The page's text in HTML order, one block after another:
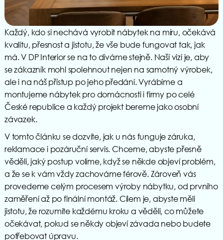
Každý, kdo si nechává vyrobit nábytek na míru, očekává
kvalitu, přesnost a jistotu, že vše bude fungovat tak, jak
má. V DP Interior se na to díváme stejně. Naší vizí je, aby
se zákazník mohl spolehnout nejen na samotný výrobek,
ale i na náš přístup po jeho předání. Vyrábíme a
montujeme nábytek pro domácnosti i firmy po celé
České republice a každý projekt bereme jako osobní
závazek.
V tomto článku se dozvíte, jak u nás funguje záruka,
reklamace i pozáruční servis. Chceme, abyste přesně
věděli, jaký postup volíme, když se někde objeví problém,
a že se k vám vždy zachováme férově. Zároveň vás
provedeme celým procesem výroby nábytku, od prvního
zaměření až po finální montáž. Cílem je, abyste měli
jistotu, že rozumíte každému kroku a věděli, co můžete
očekávat, pokud se někdy objeví závada nebo budete
potřebovat úpravu.